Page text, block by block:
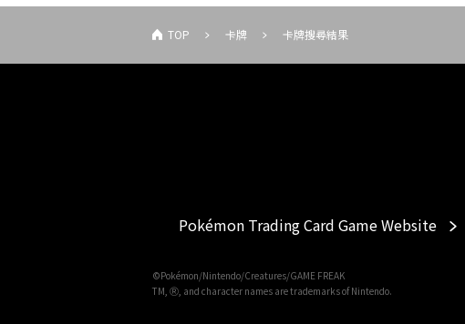
TOP 卡牌 卡牌搜尋結果
Pokémon Trading Card Game Website
©Pokémon/Nintendo/Creatures/GAME FREAK
TM, Ⓡ, and character names are trademarks of Nintendo.